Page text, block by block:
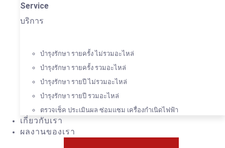
Service
บริการ
บำรุงรักษา รายครั้ง ไม่รวมอะไหล่
บำรุงรักษา รายครั้ง รวมอะไหล่
บำรุงรักษา รายปี ไม่รวมอะไหล่
บำรุงรักษา รายปี รวมอะไหล่
ตรวจเช็ค ประเมินผล ซ่อมแซม เครื่องกำเนิดไฟฟ้า
เกี่ยวกับเรา
ผลงานของเรา